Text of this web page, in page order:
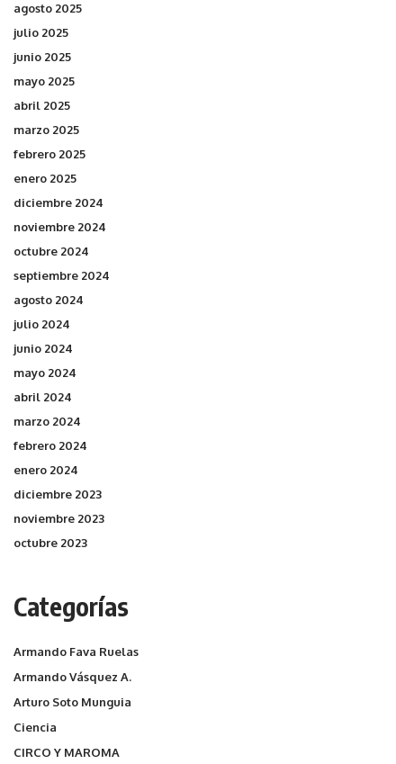
agosto 2025
julio 2025
junio 2025
mayo 2025
abril 2025
marzo 2025
febrero 2025
enero 2025
diciembre 2024
noviembre 2024
octubre 2024
septiembre 2024
agosto 2024
julio 2024
junio 2024
mayo 2024
abril 2024
marzo 2024
febrero 2024
enero 2024
diciembre 2023
noviembre 2023
octubre 2023
Categorías
Armando Fava Ruelas
Armando Vásquez A.
Arturo Soto Munguia
Ciencia
CIRCO Y MAROMA